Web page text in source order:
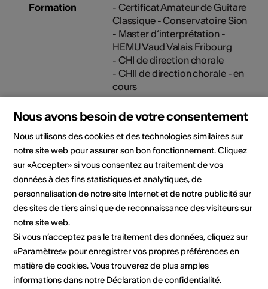
Formation
- Certificat Amateur de Guitare
Classique - Conservatoire Sion
- Master d‘interprétation -
HEMU Vaud Valais Fribourg
- CHI de direction chorale
- CHII de direction chorale - en
cours
Domaine culturel
Musique
Contact direct
Monsieur
Mathieu Constantin
E-Mail
Nous avons besoin de votre consentement
Nous utilisons des cookies et des technologies similaires sur
notre site web pour assurer son bon fonctionnement. Cliquez
sur «Accepter» si vous consentez au traitement de vos
données à des fins statistiques et analytiques, de
personnalisation de notre site Internet et de notre publicité sur
des sites de tiers ainsi que de reconnaissance des visiteurs sur
notre site web.
Si vous n’acceptez pas le traitement des données, cliquez sur
«Paramètres» pour enregistrer vos propres préférences en
matière de cookies. Vous trouverez de plus amples
informations dans notre Déclaration de confidentialité.